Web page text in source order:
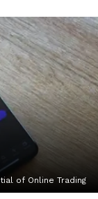
of Online Trading